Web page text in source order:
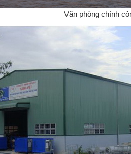
Văn phòng chính